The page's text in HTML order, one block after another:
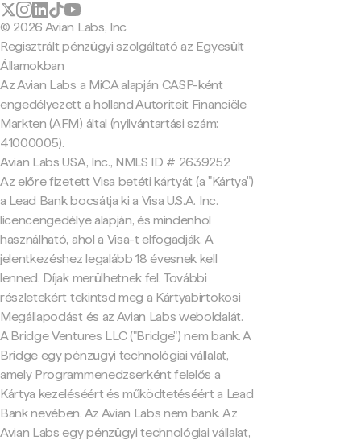
© 2026 Avian Labs, Inc
Regisztrált pénzügyi szolgáltató az Egyesült
Államokban
Az Avian Labs a MiCA alapján CASP-ként
engedélyezett a holland Autoriteit Financiële
Markten (AFM) által (nyilvántartási szám:
41000005).
Avian Labs USA, Inc., NMLS ID # 2639252
Az előre fizetett Visa betéti kártyát (a "Kártya")
a Lead Bank bocsátja ki a Visa U.S.A. Inc.
licencengedélye alapján, és mindenhol
használható, ahol a Visa-t elfogadják. A
jelentkezéshez legalább 18 évesnek kell
lenned. Díjak merülhetnek fel. További
részletekért tekintsd meg a Kártyabirtokosi
Megállapodást és az Avian Labs weboldalát.
A Bridge Ventures LLC ("Bridge") nem bank. A
Bridge egy pénzügyi technológiai vállalat,
amely Programmenedzserként felelős a
Kártya kezeléséért és működtetéséért a Lead
Bank nevében. Az Avian Labs nem bank. Az
Avian Labs egy pénzügyi technológiai vállalat,